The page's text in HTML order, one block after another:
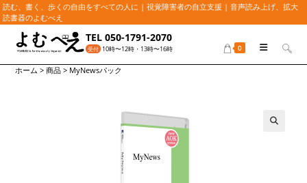
読む、書く、歩くの自由をすべての人に | 視覚障害者の自立支援 | 音声読み上げ、拡大
読書器のよむべえ
TEL 050-1791-2070
受付 10時〜12時・13時〜16時 0
ホーム >商品 > MyNewsパック